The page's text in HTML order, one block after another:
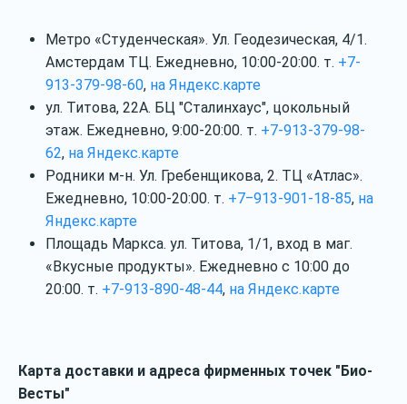
Метро «Студенческая». Ул. Геодезическая, 4/1.
Амстердам ТЦ. Ежедневно, 10:00-20:00. т. +7-
913-379-98-60, на Яндекс.карте
ул. Титова, 22А. БЦ "Сталинхаус", цокольный
этаж. Ежедневно, 9:00-20:00. т. +7-913-379-98-
62, на Яндекс.карте
Родники м-н. Ул. Гребенщикова, 2. ТЦ «Атлас».
Ежедневно, 10:00-20:00. т. +7‒913-901-18-85, на
Яндекс.карте
Площадь Маркса. ул. Титова, 1/1, вход в маг.
«Вкусные продукты». Ежедневно с 10:00 до
20:00. т. +7-913-890-48-44, на Яндекс.карте
Карта доставки и адреса фирменных точек "Био-
Весты"